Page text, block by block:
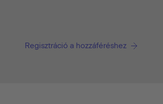
Regisztráció a hozzáféréshez